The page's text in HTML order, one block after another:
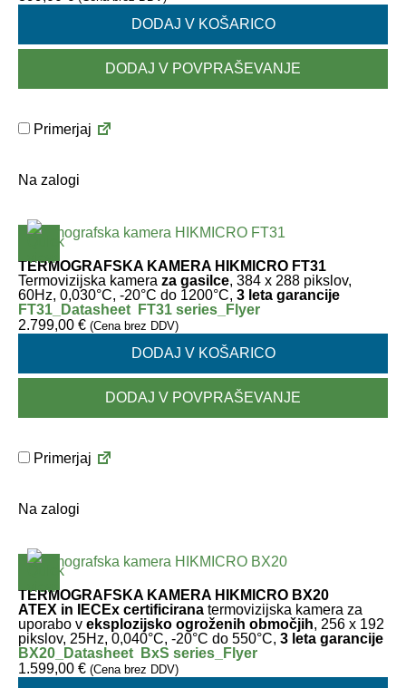
DODAJ V KOŠARICO
DODAJ V POVPRAŠEVANJE
Primerjaj
Na zalogi
TERMOGRAFSKA KAMERA HIKMICRO FT31
Termovizijska kamera za gasilce, 384 x 288 pikslov,
60Hz, 0,030°C, -20°C do 1200°C, 3 leta garancije
FT31_Datasheet
FT31 series_Flyer
2.799,00 € (Cena brez DDV)
DODAJ V KOŠARICO
DODAJ V POVPRAŠEVANJE
Primerjaj
Na zalogi
TERMOGRAFSKA KAMERA HIKMICRO BX20
ATEX in IECEx certificirana termovizijska kamera za
uporabo v eksplozijsko ogroženih območjih, 256 x 192
pikslov, 25Hz, 0,040°C, -20°C do 550°C, 3 leta garancije
BX20_Datasheet
BxS series_Flyer
1.599,00 € (Cena brez DDV)